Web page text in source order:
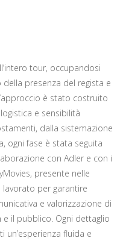
tour, occupandosi
presenza del regista e
è stato costruito
e sensibilità
dalla sistemazione
ogni fase è stata seguita
con Adler e con i
presente nelle
per garantire
e valorizzazione di
il pubblico. Ogni dettaglio
fluida e